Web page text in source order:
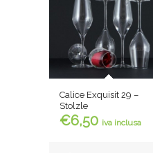
Calice Exquisit 29 –
Stolzle
€6,50 iva inclusa